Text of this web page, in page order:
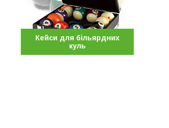
Кейси для більярдних
куль